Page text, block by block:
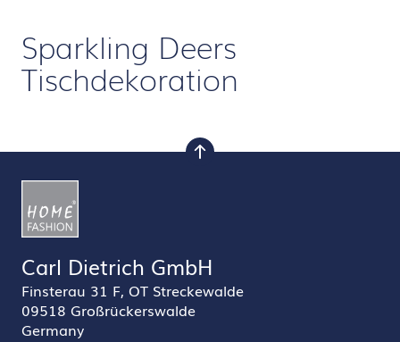
Sparkling Deers
Tischdekoration
nach oben
Carl Dietrich GmbH
Finsterau 31 F, OT Streckewalde
09518 Großrückerswalde
Germany